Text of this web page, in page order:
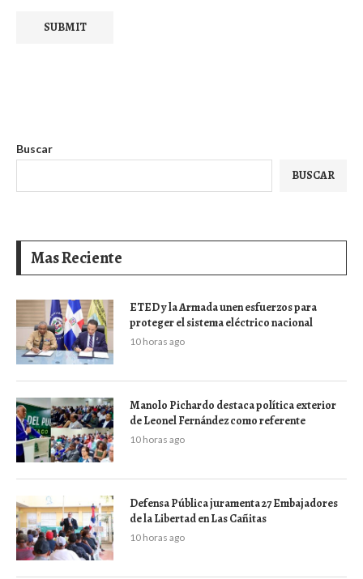
Buscar
BUSCAR
Mas Reciente
ETED y la Armada unen esfuerzos para
proteger el sistema eléctrico nacional
10 horas ago
Manolo Pichardo destaca política exterior
de Leonel Fernández como referente
10 horas ago
Defensa Pública juramenta 27 Embajadores
de la Libertad en Las Cañitas
10 horas ago